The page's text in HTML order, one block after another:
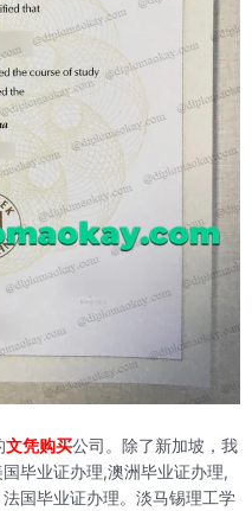
文凭购买公司。除了新加坡，我
毕业证办理,澳洲毕业证办理,
国毕业证办理。淡马锡理工学